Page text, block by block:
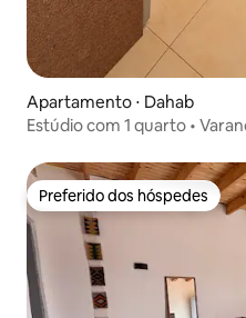
Apartamento ⋅ Dahab
Estúdio com 1 quarto •
Preferido dos hóspedes
Preferido dos hóspedes